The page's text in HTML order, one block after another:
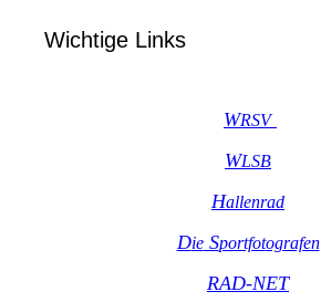
Wichtige Links
WRSV
WLSB
Hallenrad
DieSportfotografen
RAD-NET